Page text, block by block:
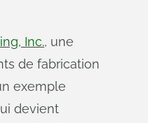
Inc., une
de fabrication
exemple
devient